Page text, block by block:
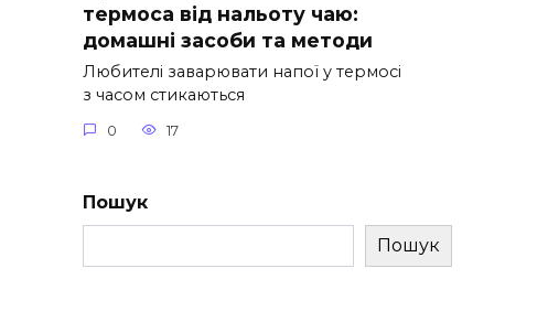
термоса від нальоту чаю:
домашні засоби та методи
Любителі заварювати напої у термосі
з часом стикаються
0 17
Пошук
Пошук